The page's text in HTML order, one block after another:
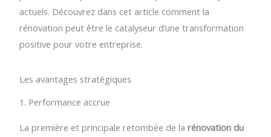
actuels. Découvrez dans cet article comment la
rénovation peut être le catalyseur d’une transformation
positive pour votre entreprise.
Les avantages stratégiques
1. Performance accrue
La première et principale retombée de larénovation du